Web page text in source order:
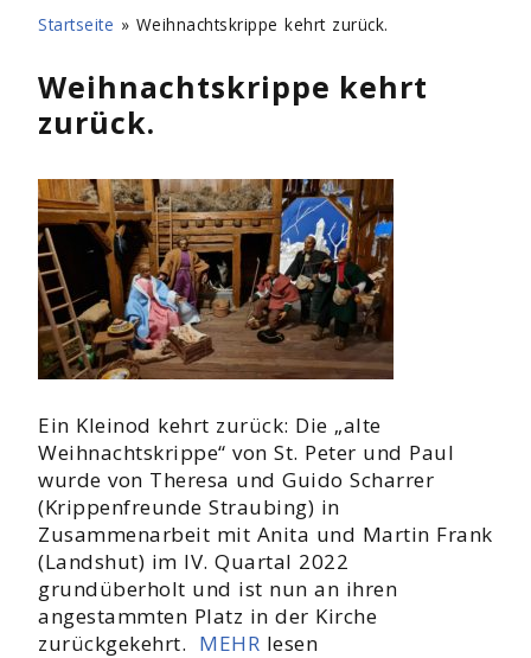
Startseite » Weihnachtskrippe kehrt zurück.
Weihnachtskrippe kehrt
zurück.
Ein Kleinod kehrt zurück: Die „alte
Weihnachtskrippe“ von St. Peter und Paul
wurde von Theresa und Guido Scharrer
(Krippenfreunde Straubing) in
Zusammenarbeit mit Anita und Martin Frank
(Landshut) im IV. Quartal 2022
grundüberholt und ist nun an ihren
angestammten Platz in der Kirche
zurückgekehrt. MEHR lesen